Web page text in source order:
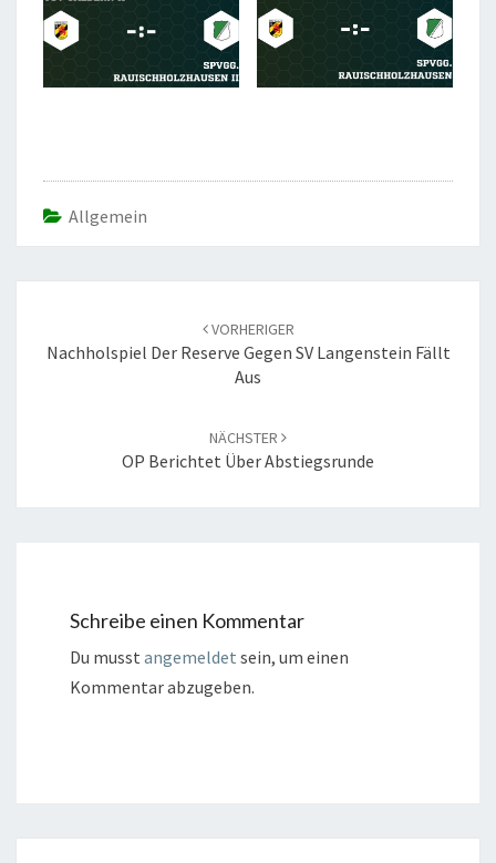
Allgemein
VORHERIGER
Nachholspiel Der Reserve Gegen SV Langenstein Fällt
Aus
NÄCHSTER
OP Berichtet Über Abstiegsrunde
Schreibe einen Kommentar
Du musst angemeldet sein, um einen
Kommentar abzugeben.